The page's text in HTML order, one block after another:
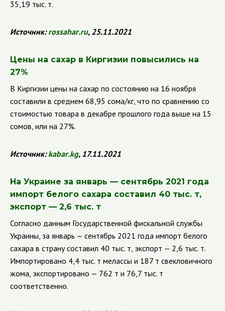
35,19 тыс. т.
Источник:rossahar.ru, 25.11.2021
Цены на сахар в Киргизии повысились на
27%
В Киргизии цены на сахар по состоянию на 16 ноября
составили в среднем 68,95 сома/кг, что по сравнению со
стоимостью товара в декабре прошлого года выше на 15
сомов, или на 27%.
Источник:kabar.kg, 17.11.2021
На Украине за январь — сентябрь 2021 года
импорт белого сахара составил 40 тыс. т,
экспорт — 2,6 тыс. т
Согласно данным Государственной фискальной службы
Украины, за январь — сентябрь 2021 года импорт белого
сахара в страну составил 40 тыс. т, экспорт — 2,6 тыс. т.
Импортировано 4,4 тыс. т мелассы и 187 т свекловичного
жома, экспортировано — 762 т и 76,7 тыс. т
соответственно.